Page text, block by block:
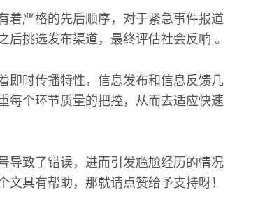
着严格的先后顺序，对于紧急事件报道
挑选发布渠道，最终评估社会反响 。
即时传播特性，信息发布和信息反馈几
每个环节质量的把控，从而去适应快速
导致了错误，进而引发尴尬经历的情况
具有帮助，那就请点赞给予支持呀！